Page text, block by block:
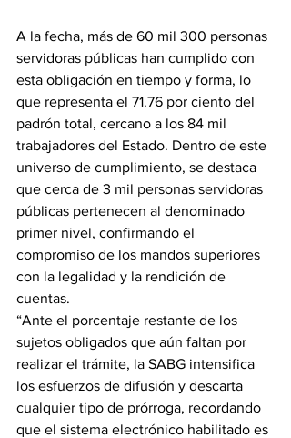
A la fecha, más de 60 mil 300 personas
servidoras públicas han cumplido con
esta obligación en tiempo y forma, lo
que representa el 71.76 por ciento del
padrón total, cercano a los 84 mil
trabajadores del Estado. Dentro de este
universo de cumplimiento, se destaca
que cerca de 3 mil personas servidoras
públicas pertenecen al denominado
primer nivel, confirmando el
compromiso de los mandos superiores
con la legalidad y la rendición de
cuentas.
“Ante el porcentaje restante de los
sujetos obligados que aún faltan por
realizar el trámite, la SABG intensifica
los esfuerzos de difusión y descarta
cualquier tipo de prórroga, recordando
que el sistema electrónico habilitado es